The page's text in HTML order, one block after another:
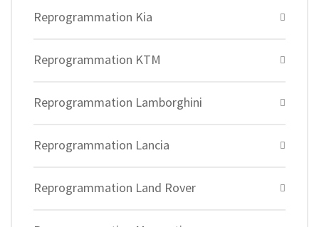
Reprogrammation Kia
Reprogrammation KTM
Reprogrammation Lamborghini
Reprogrammation Lancia
Reprogrammation Land Rover